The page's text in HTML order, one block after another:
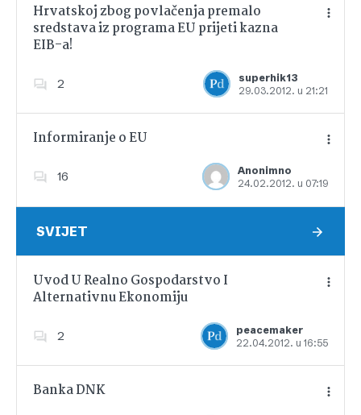
Hrvatskoj zbog povlačenja premalo
sredstava iz programa EU prijeti kazna
EIB-a!
2
superhik13
29.03.2012. u 21:21
Informiranje o EU
16
Anonimno
24.02.2012. u 07:19
Dodajte u favorite
SVIJET
Uvod U Realno Gospodarstvo I
Alternativnu Ekonomiju
2
peacemaker
22.04.2012. u 16:55
Dodajte u favorite
Banka DNK